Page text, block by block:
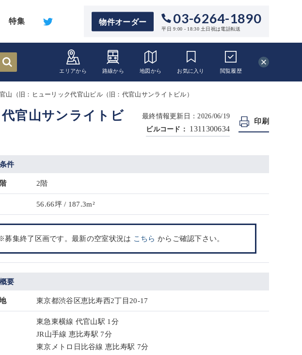
物件オーダー 03-6264-1890
平日 9:00 - 18:30 土日祝は電話転送
特集
エリアから 路線から 地図から お気に入り 閲覧履歴
山（旧：ヒューリック代官山ビル（旧：代官山サンライトビル）
官山サンライトビ
最終情報更新日：2026/06/19
ビルコード：
1311300634
印刷
件
2階
56.66坪 / 187.3m²
募集終了区画です。最新の空室状況は こちら からご確認下さい。
要
東京都渋谷区恵比寿西2丁目20-17
東急東横線 代官山駅 1分
JR山手線 恵比寿駅 7分
東京メトロ日比谷線 恵比寿駅 7分